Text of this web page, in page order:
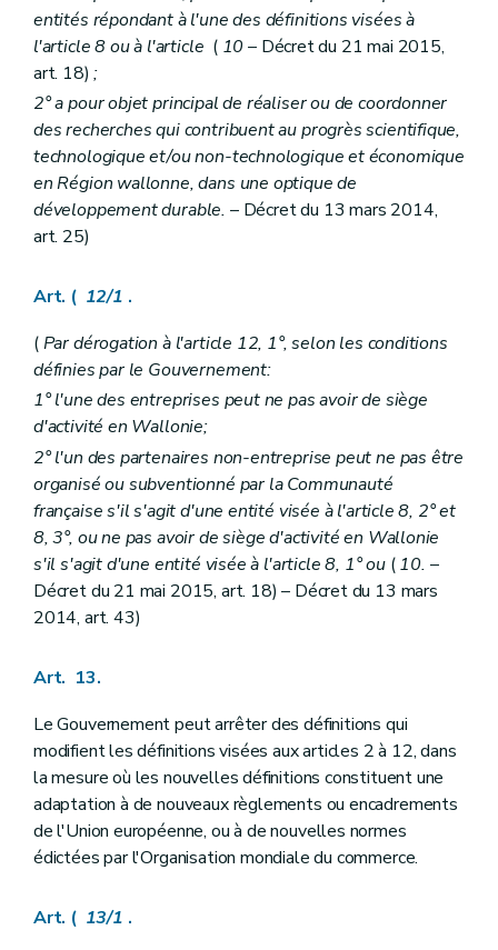
entités répondant à l'une des définitions visées à
l'article 8 ou à l'article ( 10 – Décret du 21 mai 2015,
art. 18);
2° a pour objet principal de réaliser ou de coordonner
des recherches qui contribuent au progrès scientifique,
technologique et/ou non-technologique et économique
en Région wallonne, dans une optique de
développement durable. – Décret du 13 mars 2014,
art. 25)
Art. ( 12/1 .
(Par dérogation à l'article 12, 1°, selon les conditions
définies par le Gouvernement:
1° l'une des entreprises peut ne pas avoir de siège
d'activité en Wallonie;
2° l'un des partenaires non-entreprise peut ne pas être
organisé ou subventionné par la Communauté
française s'il s'agit d'une entité visée à l'article 8, 2° et
8, 3°, ou ne pas avoir de siège d'activité en Wallonie
s'il s'agit d'une entité visée à l'article 8, 1° ou(10. –
Décret du 21 mai 2015, art. 18) – Décret du 13 mars
2014, art. 43)
Art. 13.
Le Gouvernement peut arrêter des définitions qui
modifient les définitions visées aux articles 2 à 12, dans
la mesure où les nouvelles définitions constituent une
adaptation à de nouveaux règlements ou encadrements
de l'Union européenne, ou à de nouvelles normes
édictées par l'Organisation mondiale du commerce.
Art. ( 13/1 .